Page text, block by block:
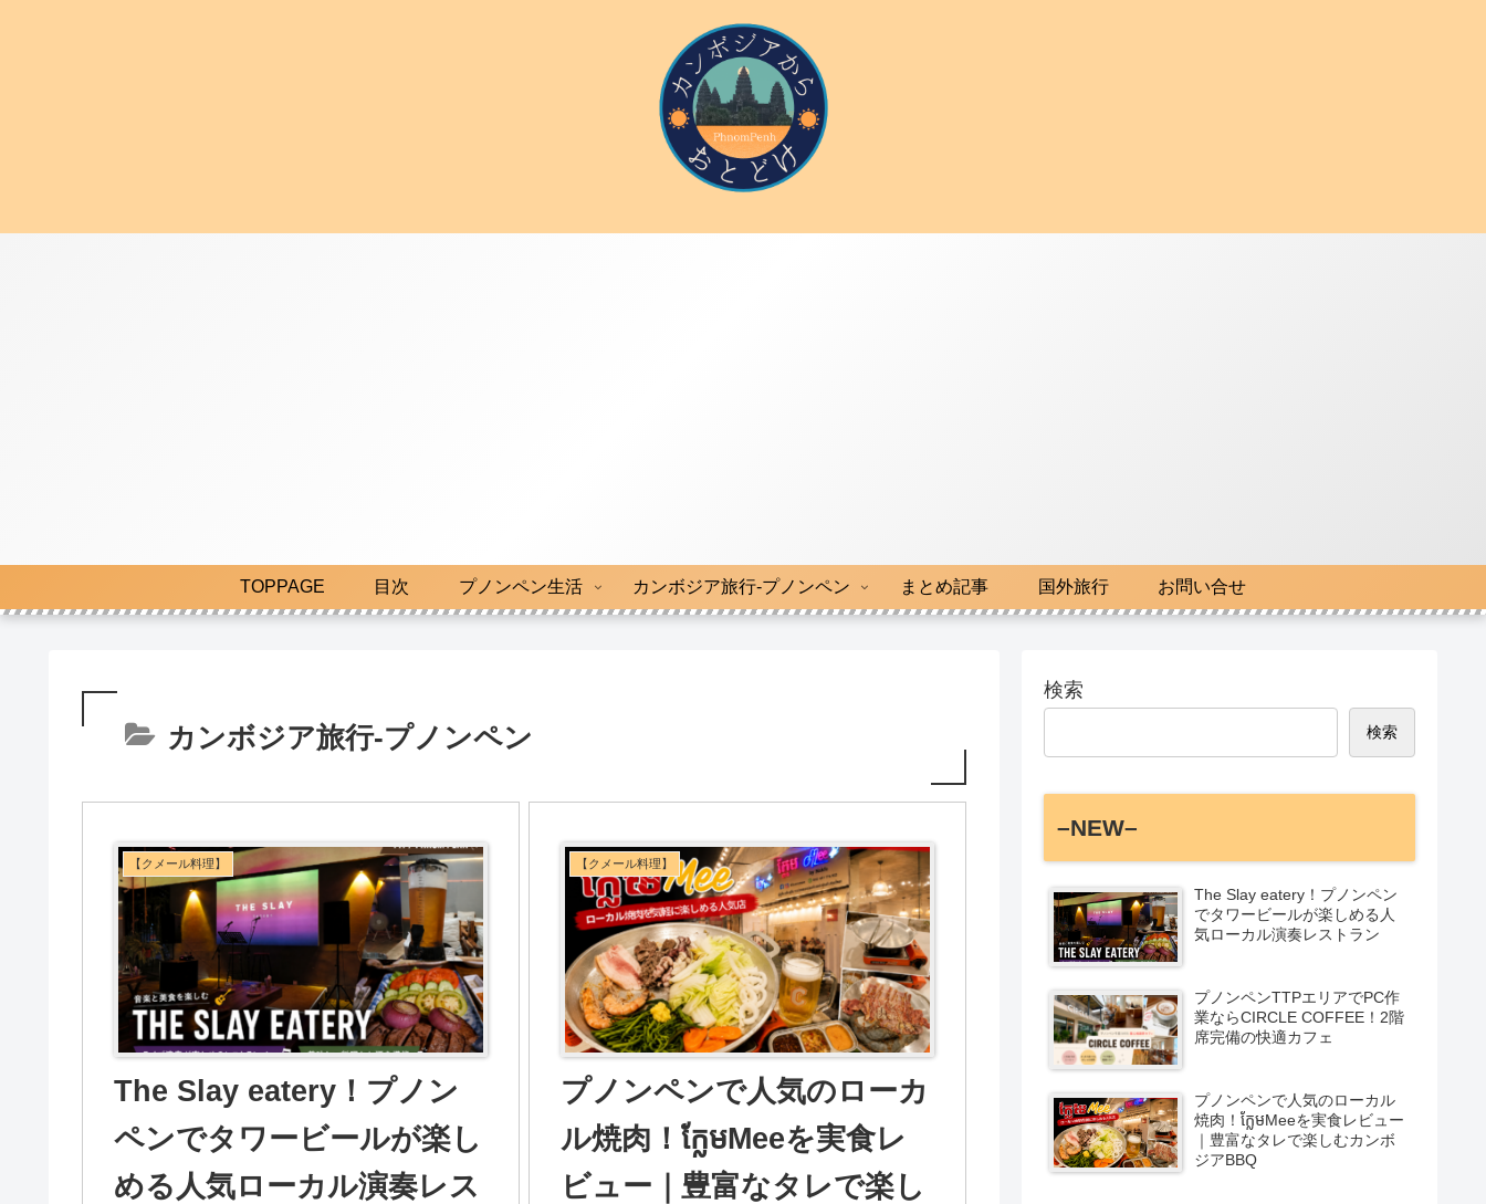
TOPPAGE 目次 プノンペン生活 カンボジア旅行-プノンペン まとめ記事 国外旅行 お問い合せ
カンボジア旅行-プノンペン
【クメール料理】
The Slay eatery！プノン
ペンでタワービールが楽し
める人気ローカル演奏レス
【クメール料理】
プノンペンで人気のローカ
ル焼肉！ក្លែមMeeを実食レ
ビュー｜豊富なタレで楽し
検索
検索
–NEW–
The Slay eatery！プノンペン
でタワービールが楽しめる人
気ローカル演奏レストラン
プノンペンTTPエリアでPC作
業ならCIRCLE COFFEE！2階
席完備の快適カフェ
プノンペンで人気のローカル
焼肉！ក្លែមMeeを実食レビュー
｜豊富なタレで楽しむカンボ
ジアBBQ